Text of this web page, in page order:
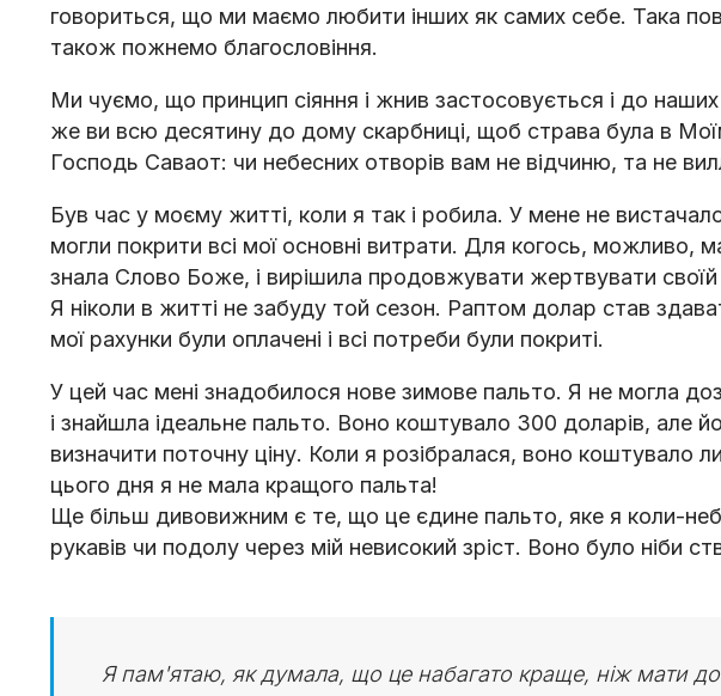
говориться, що ми маємо любити інших як самих себе. Така
також пожнемо благословіння.
Ми чуємо, що принцип сіяння і жнив застосовується і до наших
же ви всю десятину до дому скарбниці, щоб страва була в
Господь Саваот: чи небесних отворів вам не відчиню, та не
Був час у моєму житті, коли я так і робила. У мене не
могли покрити всі мої основні витрати. Для когось, можливо,
знала Слово Боже, і вирішила продовжувати жертвувати своїй
Я ніколи в житті не забуду той сезон. Раптом долар став
мої рахунки були оплачені і всі потреби були покриті.
У цей час мені знадобилося нове зимове пальто. Я не могла
і знайшла ідеальне пальто. Воно коштувало 300 доларів, але
визначити поточну ціну. Коли я розібралася, воно коштувало
цього дня я не мала кращого пальта!
Ще більш дивовижним є те, що це єдине пальто, яке я коли-
рукавів чи подолу через мій невисокий зріст. Воно було ніби
Я пам'ятаю, як думала, що це набагато краще, ніж мати